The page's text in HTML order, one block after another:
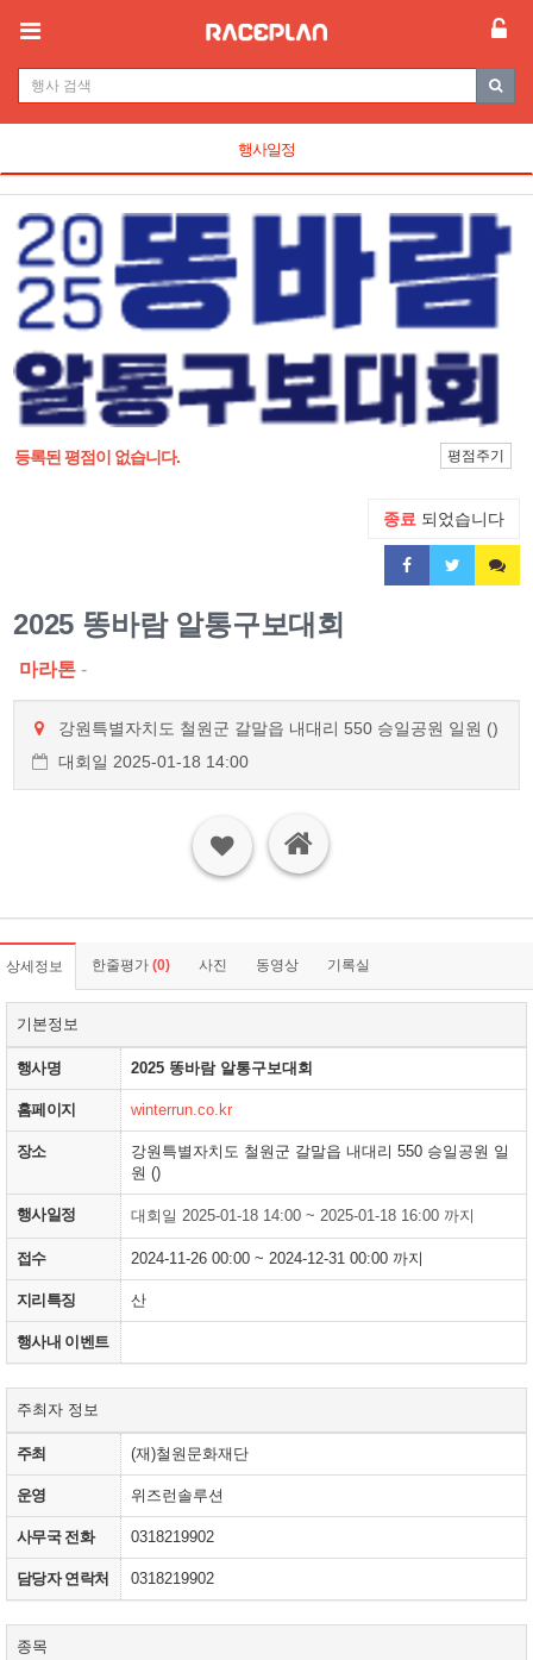
행사일정
등록된 평점이 없습니다. 평점주기
종료 되었습니다
2025 똥바람 알통구보대회
마라톤 -
강원특별자치도 철원군 갈말읍 내대리 550 승일공원 일원 ()
대회일 2025-01-18 14:00
상세정보 한줄평가 (0) 사진 동영상 기록실
기본정보
행사명 2025 똥바람 알통구보대회
홈페이지 winterrun.co.kr
장소
강원특별자치도 철원군 갈말읍 내대리 550 승일공원 일
원 ()
행사일정 대회일 2025-01-18 14:00 ~ 2025-01-18 16:00 까지
접수 2024-11-26 00:00 ~ 2024-12-31 00:00 까지
지리특징 산
행사내 이벤트
주최자 정보
주최 (재)철원문화재단
운영 위즈런솔루션
사무국 전화 0318219902
담당자 연락처 0318219902
종목